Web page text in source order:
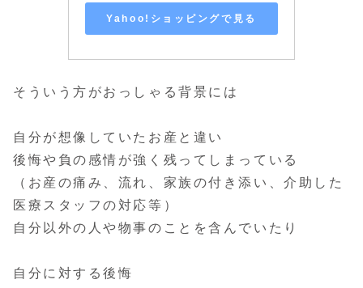
Yahoo!ショッピングで見る
そういう方がおっしゃる背景には
自分が想像していたお産と違い
後悔や負の感情が強く残ってしまっている
（お産の痛み、流れ、家族の付き添い、介助した
医療スタッフの対応等）
自分以外の人や物事のことを含んでいたり
自分に対する後悔